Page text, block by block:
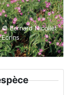
© Bernard Nicollet